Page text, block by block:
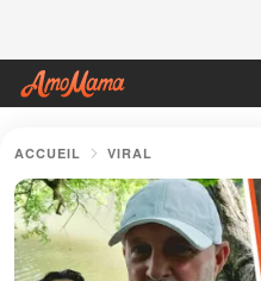
ACCUEIL VIRAL